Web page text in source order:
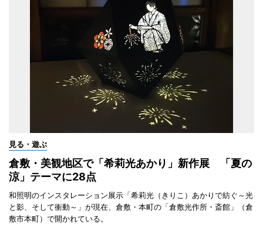
見る・遊ぶ
倉敷・美観地区で「希莉光あかり」新作展 「夏の
涼」テーマに28点
和照明のインスタレーション展示「希莉光（きりこ）あかりで紡ぐ～光
と影、そして衝動～」が現在、倉敷・本町の「倉敷光作所・斎館」（倉
敷市本町）で開かれている。